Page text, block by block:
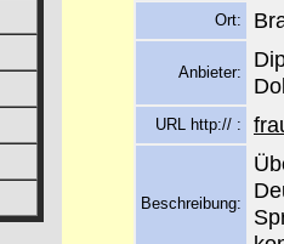
Ort:
Anbieter:
URL http:// :
Beschreibung: